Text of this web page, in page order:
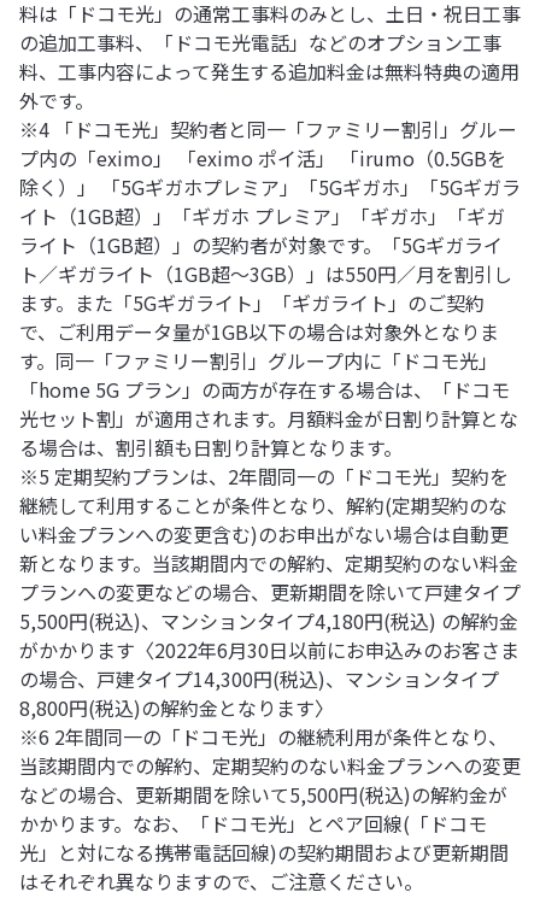
料は「ドコモ光」の通常工事料のみとし、土日・祝日工事
の追加工事料、「ドコモ光電話」などのオプション工事
料、工事内容によって発生する追加料金は無料特典の適用
外です。
※4 「ドコモ光」契約者と同一「ファミリー割引」グルー
プ内の「eximo」 「eximo ポイ活」 「irumo（0.5GBを
除く）」 「5Gギガホプレミア」「5Gギガホ」「5Gギガラ
イト（1GB超）」「ギガホ プレミア」「ギガホ」「ギガ
ライト（1GB超）」の契約者が対象です。「5Gギガライ
ト／ギガライト（1GB超～3GB）」は550円／月を割引し
ます。また「5Gギガライト」「ギガライト」のご契約
で、ご利用データ量が1GB以下の場合は対象外となりま
す。同一「ファミリー割引」グループ内に「ドコモ光」
「home 5G プラン」の両方が存在する場合は、「ドコモ
光セット割」が適用されます。月額料金が日割り計算とな
る場合は、割引額も日割り計算となります。
※5 定期契約プランは、2年間同一の「ドコモ光」契約を
継続して利用することが条件となり、解約(定期契約のな
い料金プランへの変更含む)のお申出がない場合は自動更
新となります。当該期間内での解約、定期契約のない料金
プランへの変更などの場合、更新期間を除いて戸建タイプ
5,500円(税込)、マンションタイプ4,180円(税込) の解約金
がかかります〈2022年6月30日以前にお申込みのお客さま
の場合、戸建タイプ14,300円(税込)、マンションタイプ
8,800円(税込)の解約金となります〉
※6 2年間同一の「ドコモ光」の継続利用が条件となり、
当該期間内での解約、定期契約のない料金プランへの変更
などの場合、更新期間を除いて5,500円(税込)の解約金が
かかります。なお、「ドコモ光」とペア回線(「ドコモ
光」と対になる携帯電話回線)の契約期間および更新期間
はそれぞれ異なりますので、ご注意ください。